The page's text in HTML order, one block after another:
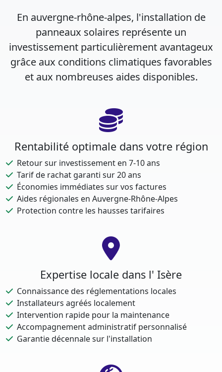
En auvergne-rhône-alpes, l'installation de
panneaux solaires représente un
investissement particulièrement avantageux
grâce aux conditions climatiques favorables
et aux nombreuses aides disponibles.
Rentabilité optimale dans votre région
Retour sur investissement en 7-10 ans
Tarif de rachat garanti sur 20 ans
Économies immédiates sur vos factures
Aides régionales en Auvergne-Rhône-Alpes
Protection contre les hausses tarifaires
Expertise locale dans l' Isère
Connaissance des réglementations locales
Installateurs agréés localement
Intervention rapide pour la maintenance
Accompagnement administratif personnalisé
Garantie décennale sur l'installation